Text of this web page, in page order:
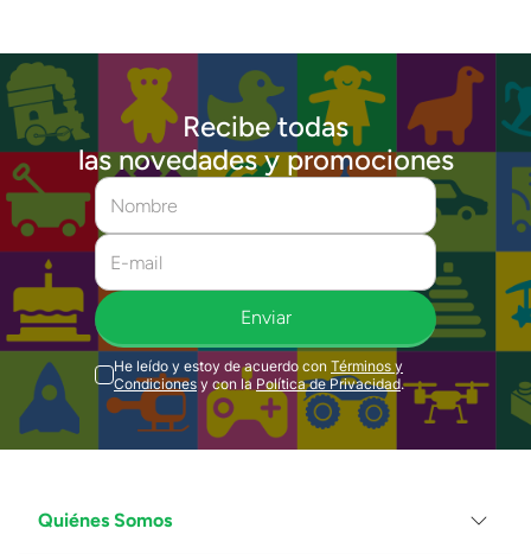
Recibe todas
las novedades y promociones
Enviar
He leído y estoy de acuerdo con Términos y
Condiciones y con la Política de Privacidad.
Quiénes Somos